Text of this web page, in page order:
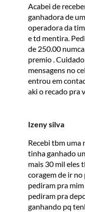
Acabei de
ganhadora de
operadora da
e td mentira.
de 250.00
premio .
mensagens no
entrou em
aki o recado pra
Izeny silva
Recebi tbm uma
tinha ganhado
mais 30 mil eles
coragem de ir
pediram pra
pediram pra
ganhando pq